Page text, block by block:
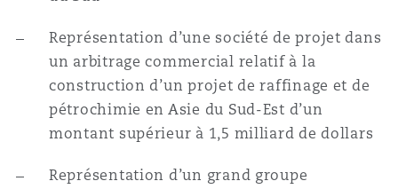
Représentation d’une société de projet dans
un arbitrage commercial relatif à la
construction d’un projet de raffinage et de
pétrochimie en Asie du Sud-Est d’un
montant supérieur à 1,5 milliard de dollars
Représentation d’un grand groupe